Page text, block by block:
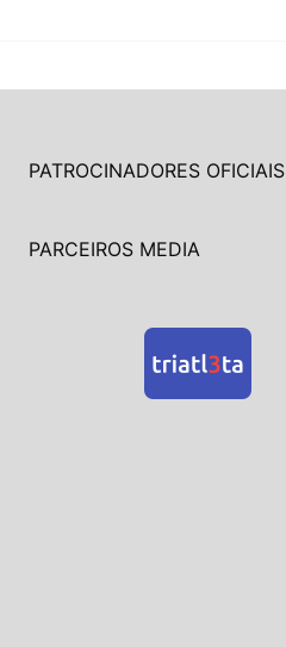
PATROCINADORES OFICIAIS
PARCEIROS MEDIA